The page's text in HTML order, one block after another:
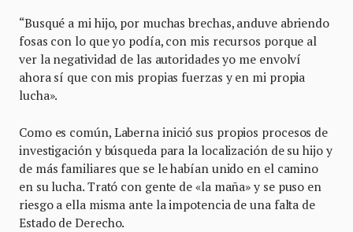
“Busqué a mi hijo, por muchas brechas, anduve abriendo
fosas con lo que yo podía, con mis recursos porque al
ver la negatividad de las autoridades yo me envolví
ahora sí que con mis propias fuerzas y en mi propia
lucha».
Como es común, Laberna inició sus propios procesos de
investigación y búsqueda para la localización de su hijo y
de más familiares que se le habían unido en el camino
en su lucha. Trató con gente de «la maña» y se puso en
riesgo a ella misma ante la impotencia de una falta de
Estado de Derecho.